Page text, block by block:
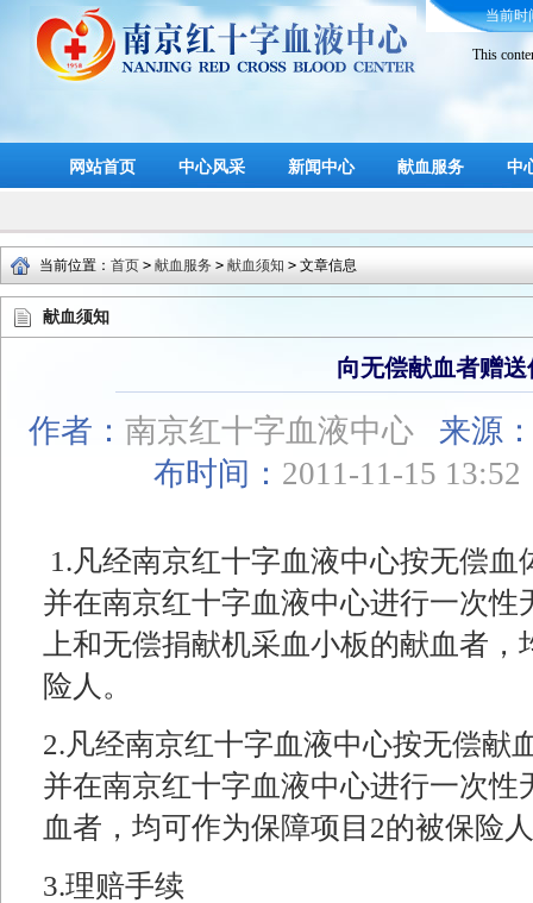
当前时
This
网站首页 中心风采 新闻中心 献血服务 中
当前位置： 首页 > 献血服务 > 献血须知 > 文章信息
献血须知
向无偿献血者赠送
作者：南京红十字血液中心 来源
布时间： 2011-11-15
1.凡经南京红十字血液中心按无偿
并在南京红十字血液中心进行一次性
上和无偿捐献机采血小板的献血者
险人。
2.凡经南京红十字血液中心按无偿献
并在南京红十字血液中心进行一次性
血者，均可作为保障项目2的被保险
3.理赔手续